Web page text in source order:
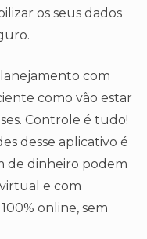
os seus dados
com
como vão estar
Controle é tudo!
desse aplicativo é
de dinheiro podem
e com
online, sem